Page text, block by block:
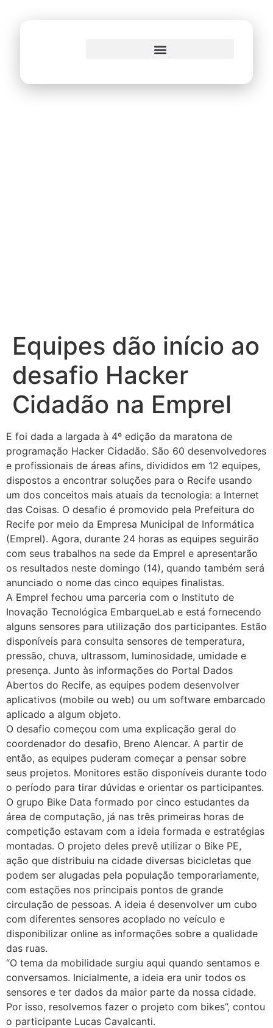
Equipes dão início ao
desafio Hacker
Cidadão na Emprel
E foi dada a largada à 4º edição da maratona de
programação Hacker Cidadão. São 60 desenvolvedores
e profissionais de áreas afins, divididos em 12 equipes,
dispostos a encontrar soluções para o Recife usando
um dos conceitos mais atuais da tecnologia: a Internet
das Coisas. O desafio é promovido pela Prefeitura do
Recife por meio da Empresa Municipal de Informática
(Emprel). Agora, durante 24 horas as equipes seguirão
com seus trabalhos na sede da Emprel e apresentarão
os resultados neste domingo (14), quando também será
anunciado o nome das cinco equipes finalistas.
A Emprel fechou uma parceria com o Instituto de
Inovação Tecnológica EmbarqueLab e está fornecendo
alguns sensores para utilização dos participantes. Estão
disponíveis para consulta sensores de temperatura,
pressão, chuva, ultrassom, luminosidade, umidade e
presença. Junto às informações do Portal Dados
Abertos do Recife, as equipes podem desenvolver
aplicativos (mobile ou web) ou um software embarcado
aplicado a algum objeto.
O desafio começou com uma explicação geral do
coordenador do desafio, Breno Alencar. A partir de
então, as equipes puderam começar a pensar sobre
seus projetos. Monitores estão disponíveis durante todo
o período para tirar dúvidas e orientar os participantes.
O grupo Bike Data formado por cinco estudantes da
área de computação, já nas três primeiras horas de
competição estavam com a ideia formada e estratégias
montadas. O projeto deles prevê utilizar o Bike PE,
ação que distribuiu na cidade diversas bicicletas que
podem ser alugadas pela população temporariamente,
com estações nos principais pontos de grande
circulação de pessoas. A ideia é desenvolver um cubo
com diferentes sensores acoplado no veículo e
disponibilizar online as informações sobre a qualidade
das ruas.
“O tema da mobilidade surgiu aqui quando sentamos e
conversamos. Inicialmente, a ideia era unir todos os
sensores e ter dados da maior parte da nossa cidade.
Por isso, resolvemos fazer o projeto com bikes”, contou
o participante Lucas Cavalcanti.